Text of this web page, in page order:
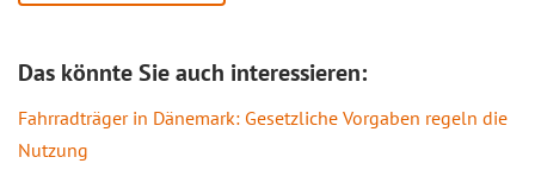
Das könnte Sie auch interessieren:
Fahrradträger in Dänemark: Gesetzliche Vorgaben regeln die
Nutzung